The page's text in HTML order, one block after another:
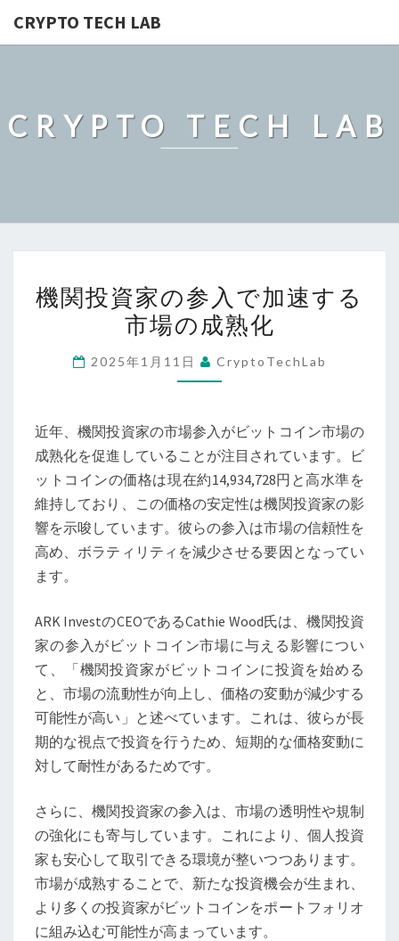
CRYPTO TECH LAB
CRYPTO TECH LAB
関
投
家
参
入
で
加
す
る
場
の
成
化
機関投資家の参入で加速する
市場の成熟化
2025年1月11日 CryptoTechLab
近年、機関投資家の市場参入がビットコイン市場の
成熟化を促進していることが注目されています。ビ
ットコインの価格は現在約14,934,728円と高水準を
維持しており、この価格の安定性は機関投資家の影
響を示唆しています。彼らの参入は市場の信頼性を
高め、ボラティリティを減少させる要因となってい
ます。
ARK InvestのCEOであるCathie Wood氏は、機関投資
家の参入がビットコイン市場に与える影響につい
て、「機関投資家がビットコインに投資を始める
と、市場の流動性が向上し、価格の変動が減少する
可能性が高い」と述べています。これは、彼らが長
期的な視点で投資を行うため、短期的な価格変動に
対して耐性があるためです。
さらに、機関投資家の参入は、市場の透明性や規制
の強化にも寄与しています。これにより、個人投資
家も安心して取引できる環境が整いつつあります。
市場が成熟することで、新たな投資機会が生まれ、
より多くの投資家がビットコインをポートフォリオ
に組み込む可能性が高まっています。